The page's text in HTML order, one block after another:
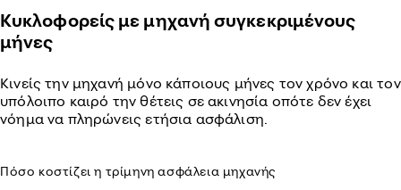
Κυκλοφορείς με μηχανή συγκεκριμένους
μήνες
Κινείς την μηχανή μόνο κάποιους μήνες τον χρόνο και τον
υπόλοιπο καιρό την θέτεις σε ακινησία οπότε δεν έχει
νόημα να πληρώνεις ετήσια ασφάλιση.
Πόσο κοστίζει η τρίμηνη ασφάλεια μηχανής